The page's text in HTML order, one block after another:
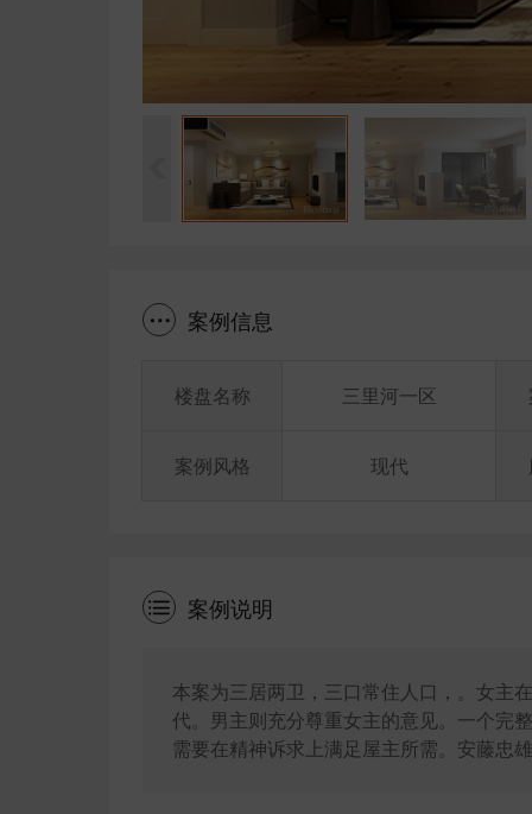
案例信息
楼盘名称
案例风格
三里河一区
现代
案例说明
本案为三居两卫，三口常住人口，。女主
代。男主则充分尊重女主的意见。一个完
需要在精神诉求上满足屋主所需。安藤忠